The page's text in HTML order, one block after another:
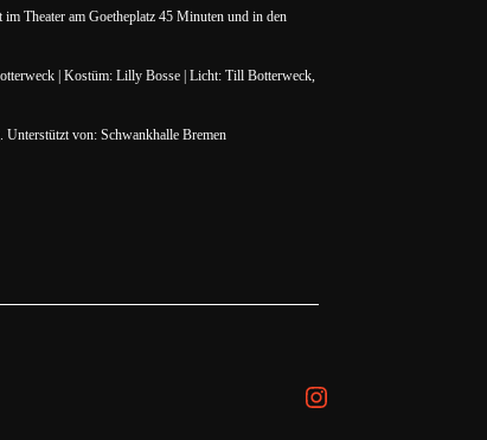
Theater am Goetheplatz 45 Minuten und in den
| Kostüm: Lilly Bosse | Licht: Till Botterweck,
von: Schwankhalle Bremen